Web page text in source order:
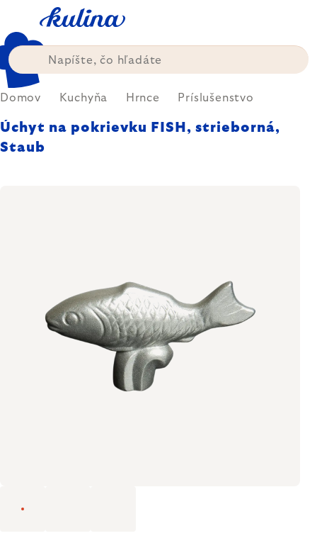
obsah
Domov Kuchyňa Hrnce Príslušenstvo
Úchyt na pokrievku FISH, strieborná,
Staub